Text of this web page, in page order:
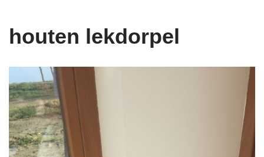
houten lekdorpel